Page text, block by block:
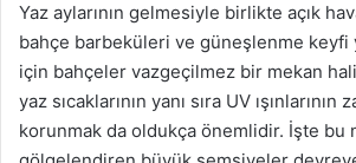
Yaz aylarının gelmesiyle birlikte açık
bahçe barbeküleri ve güneşlenme keyfi
için bahçeler vazgeçilmez bir mekan
yaz sıcaklarının yanı sıra UV
korunmak da oldukça önemlidir. İşte bu